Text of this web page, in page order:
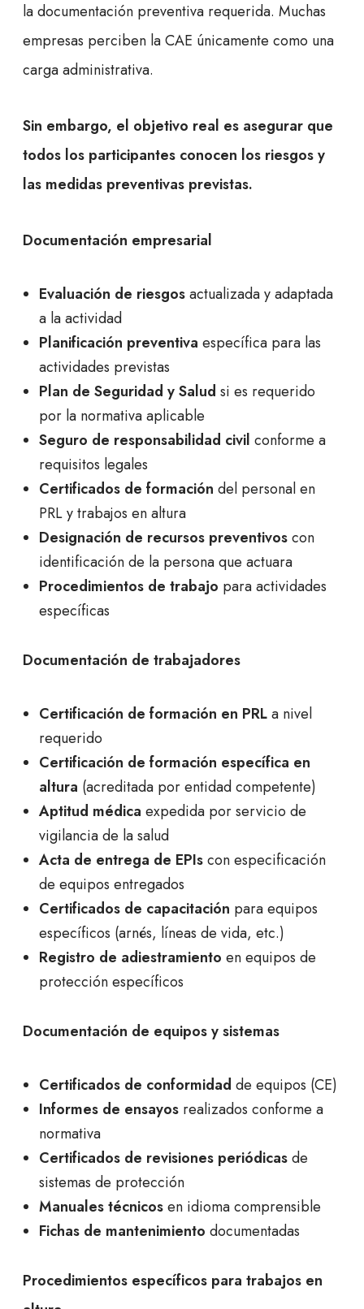
la documentación preventiva requerida. Muchas
empresas perciben la CAE únicamente como una
carga administrativa.
Sin embargo, el objetivo real es asegurar que
todos los participantes conocen los riesgos y
las medidas preventivas previstas.
Documentación empresarial
Evaluación de riesgosactualizada y adaptada
a la actividad
Planificación preventiva específica para las
actividades previstas
Plan de Seguridad y Salud si es requerido
por la normativa aplicable
Seguro de responsabilidad civil conforme a
requisitos legales
Certificados de formación del personal en
PRL y trabajos en altura
Designación de recursos preventivoscon
identificación de la persona que actuara
Procedimientos de trabajo para actividades
específicas
Documentación de trabajadores
Certificación de formación en PRLa nivel
requerido
Certificación de formación específica en
altura (acreditada por entidad competente)
Aptitud médica expedida por servicio de
vigilancia de la salud
Acta de entrega de EPIscon especificación
de equipos entregados
Certificados de capacitación para equipos
específicos (arnés, líneas de vida, etc.)
Registro de adiestramiento en equipos de
protección específicos
Documentación de equipos y sistemas
Certificados de conformidad de equipos (CE)
Informes de ensayos realizados conforme a
normativa
Certificados de revisiones periódicasde
sistemas de protección
Manuales técnicosen idioma comprensible
Fichas de mantenimiento documentadas
Procedimientos específicos para trabajos en